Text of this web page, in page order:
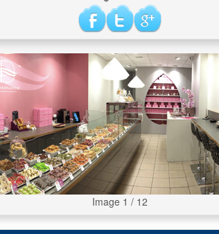
Image 1 / 12